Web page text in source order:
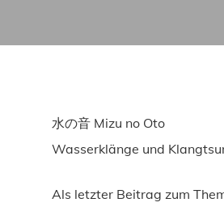
水の音 Mizu no Oto
Wasserklänge und
Als letzter Beitrag zum